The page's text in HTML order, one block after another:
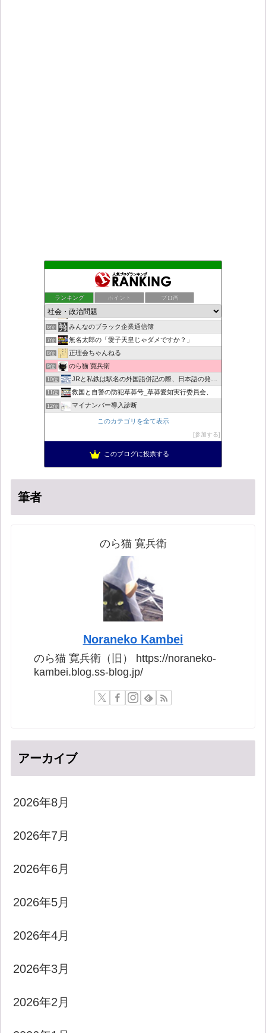
ランキング ポイント ブロ画
もえるあじあ
死神タカ位置サナエのオイルショックドクトリン憲法改悪計画！
ダリチョコ dalichoko
5位 恥を知れ、恥を
6位 みんなのブラック企業通信簿
7位 無名太郎の「愛子天皇じゃダメですか？」
8位 正理会ちゃんねる
9位 のら猫 寛兵衛
10位 JRと私鉄は駅名の外国語併記の際、日本語の発音/…
11位 救国と自警の防犯草莽号_草莽愛知実行委員会、
12位 マイナンバー導入診断
ヨウイチとウサコの常識がひっくり返る消費税
真のジャーナリズムがここにある！
このカテゴリを全て表示
参加する
このブログに投票する
筆者
のら猫 寛兵衛
Noraneko Kambei
のら猫 寛兵衛（旧） https://noraneko-
kambei.blog.ss-blog.jp/
アーカイブ
2026年8月
2026年7月
2026年6月
2026年5月
2026年4月
2026年3月
2026年2月